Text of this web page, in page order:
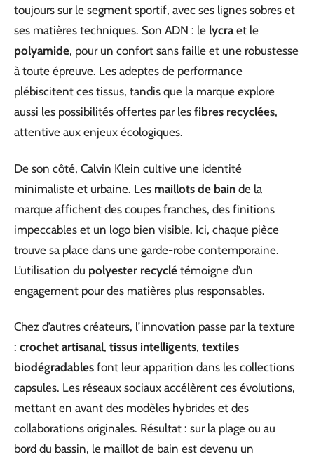
toujours sur le segment sportif, avec ses lignes sobres et
ses matières techniques. Son ADN : le lycraet le
polyamide, pour un confort sans faille et une robustesse
à toute épreuve. Les adeptes de performance
plébiscitent ces tissus, tandis que la marque explore
aussi les possibilités offertes par les fibres recyclées,
attentive aux enjeux écologiques.
De son côté, Calvin Klein cultive une identité
minimaliste et urbaine. Les maillots de bain de la
marque affichent des coupes franches, des finitions
impeccables et un logo bien visible. Ici, chaque pièce
trouve sa place dans une garde-robe contemporaine.
L’utilisation du polyester recyclé témoigne d’un
engagement pour des matières plus responsables.
Chez d’autres créateurs, l’innovation passe par la texture
: crochet artisanal, tissus intelligents, textiles
biodégradables font leur apparition dans les collections
capsules. Les réseaux sociaux accélèrent ces évolutions,
mettant en avant des modèles hybrides et des
collaborations originales. Résultat : sur la plage ou au
bord du bassin, le maillot de bain est devenu un